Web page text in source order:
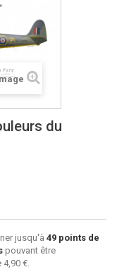
du
jusqu'à 49 points de
pouvant être
4,90 €.